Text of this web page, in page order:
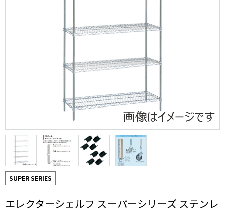
SUPER SERIES
エレクターシェルフ スーパーシリーズ ステンレ